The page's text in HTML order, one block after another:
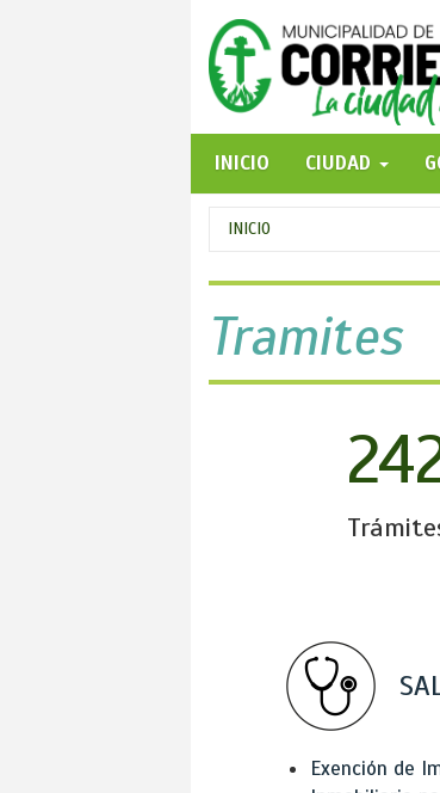
INICIO
CIUDAD
Se
encuentra
usted
aquí
INICIO
Tramites
Exención de